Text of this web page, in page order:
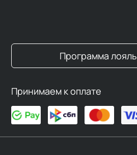
Программа
Принимаем к оплате